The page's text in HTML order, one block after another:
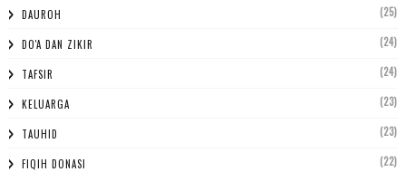
DAUROH (25)
DO'A DAN ZIKIR (24)
TAFSIR (24)
KELUARGA (23)
TAUHID (23)
FIQIH DONASI (22)